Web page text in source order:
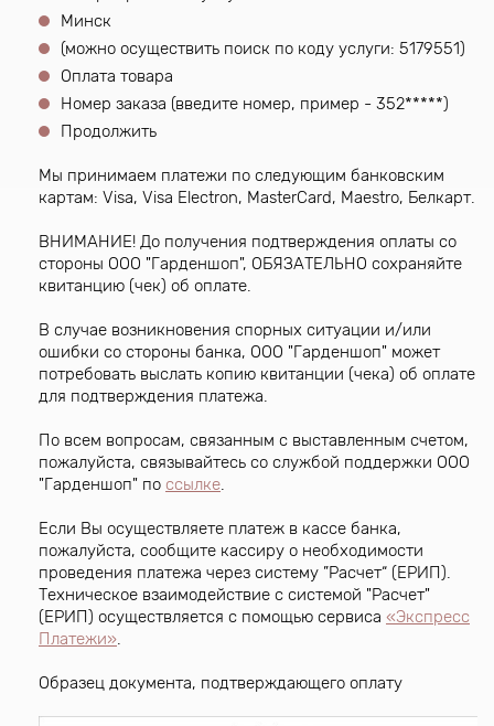
Минск
(можно осуществить поиск по коду услуги: 5179551)
Оплата товара
Номер заказа (введите номер, пример - 352*****)
Продолжить
Мы принимаем платежи по следующим банковским
картам: Visa, Visa Electron, MasterCard, Maestro, Белкарт.
ВНИМАНИЕ! До получения подтверждения оплаты со
стороны ООО "Гарденшоп", ОБЯЗАТЕЛЬНО сохраняйте
квитанцию (чек) об оплате.
В случае возникновения спорных ситуации и/или
ошибки со стороны банка, ООО "Гарденшоп" может
потребовать выслать копию квитанции (чека) об оплате
для подтверждения платежа.
По всем вопросам, связанным с выставленным счетом,
пожалуйста, связывайтесь со службой поддержки ООО
"Гарденшоп" по ссылке.
Если Вы осуществляете платеж в кассе банка,
пожалуйста, сообщите кассиру о необходимости
проведения платежа через систему ”Расчет“ (ЕРИП).
Техническое взаимодействие с системой "Расчет"
(ЕРИП) осуществляется с помощью сервиса «Экспресс
Платежи».
Образец документа, подтверждающего оплату